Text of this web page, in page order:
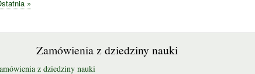
»
Zamówienia z dziedziny nauki
z dziedziny nauki